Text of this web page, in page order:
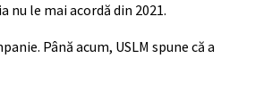
nu le mai acordă din 2021.
Până acum, USLM spune că a